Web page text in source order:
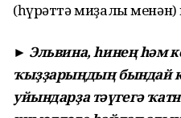
(һүрәттә миҙалы менән)
► Эльвина, һинең һәм
ҡыҙҙарыңдың бындай
уйындарҙа тәүгегә